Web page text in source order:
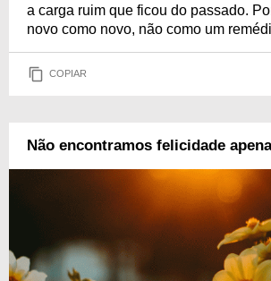
a carga ruim que ficou do passado.
novo como novo, não como um
COPIAR
Não encontramos felicidade